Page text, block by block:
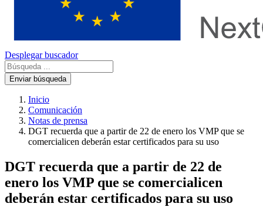
Desplegar buscador
Enviar búsqueda
Inicio
Comunicación
Notas de prensa
DGT recuerda que a partir de 22 de enero los VMP que se
comercialicen deberán estar certificados para su uso​
DGT recuerda que a partir de 22 de
enero los VMP que se comercialicen
deberán estar certificados para su uso​